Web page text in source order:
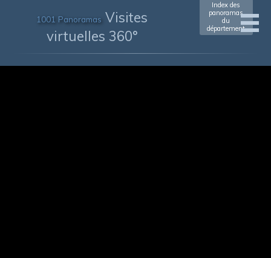
1001 Panoramas Visites
virtuelles 360°
Index des
panoramas
du
département